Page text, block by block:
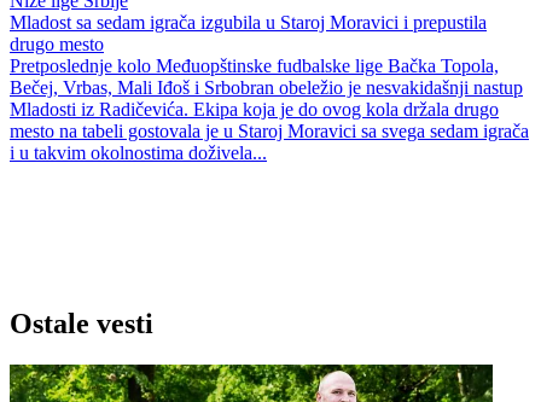
Mladost sa sedam igrača izgubila u Staroj Moravici i prepustila
drugo mesto
Pretposlednje kolo Međuopštinske fudbalske lige Bačka Topola,
Bečej, Vrbas, Mali Iđoš i Srbobran obeležio je nesvakidašnji nastup
Mladosti iz Radičevića. Ekipa koja je do ovog kola držala drugo
mesto na tabeli gostovala je u Staroj Moravici sa svega sedam igrača
i u takvim okolnostima doživela...
Ostale vesti